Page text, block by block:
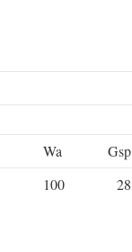
Wa
Gsp
100 28